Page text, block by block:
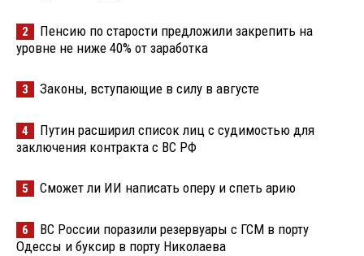
2
Пенсию по старости предложили закрепить на
уровне не ниже 40% от заработка
3 Законы, вступающие в силу в августе
4
Путин расширил список лиц с судимостью для
заключения контракта с ВС РФ
5 Сможет ли ИИ написать оперу и спеть арию
6
ВС России поразили резервуары с ГСМ в порту
Одессы и буксир в порту Николаева